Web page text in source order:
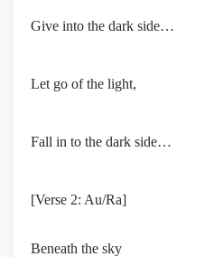
Give into the dark side…
Let go of the light,
Fall in to the dark side…
[Verse 2: Au/Ra]
Beneath the sky